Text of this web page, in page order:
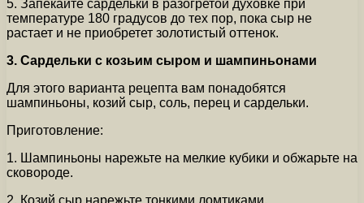
5. Запекайте сардельки в разогретой духовке при
температуре 180 градусов до тех пор, пока сыр не
растает и не приобретет золотистый оттенок.
3. Сардельки с козьим сыром и шампиньонами
Для этого варианта рецепта вам понадобятся
шампиньоны, козий сыр, соль, перец и сардельки.
Приготовление:
1. Шампиньоны нарежьте на мелкие кубики и обжарьте на
сковороде.
2. Козий сыр нарежьте тонкими ломтиками.